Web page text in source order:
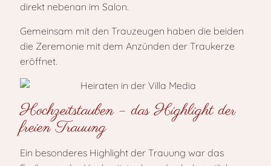
direkt nebenan im Salon.
Gemeinsam mit den Trauzeugen haben die beiden
die Zeremonie mit dem Anzünden der Traukerze
eröffnet.
Hochzeitstauben – das Highlight der
freien Trauung
Ein besonderes Highlight der Trauung war das